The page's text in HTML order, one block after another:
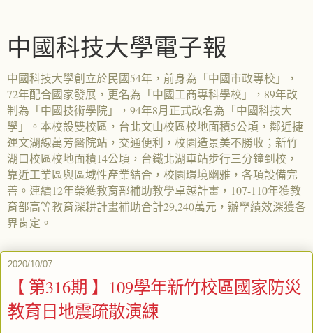
中國科技大學電子報
中國科技大學創立於民國54年，前身為「中國市政專校」，
72年配合國家發展，更名為「中國工商專科學校」，89年改
制為「中國技術學院」，94年8月正式改名為「中國科技大
學」。本校設雙校區，台北文山校區校地面積5公頃，鄰近捷
運文湖線萬芳醫院站，交通便利，校園造景美不勝收；新竹
湖口校區校地面積14公頃，台鐵北湖車站步行三分鐘到校，
靠近工業區與區域性產業結合，校園環境幽雅，各項設備完
善。連續12年榮獲教育部補助教學卓越計畫，107-110年獲教
育部高等教育深耕計畫補助合計29,240萬元，辦學績效深獲各
界肯定。
2020/10/07
【 第316期 】109學年新竹校區國家防災
教育日地震疏散演練